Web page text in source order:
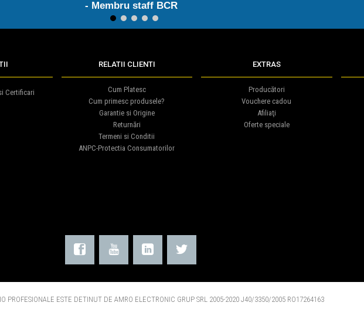
- Membru staff BCR
1 2 3 4 5
Certificari
RELATII CLIENTI
Cum Platesc
Cum primesc produsele?
Garantie si Origine
Returnări
Termeni si Conditii
ANPC-Protectia Consumatorilor
EXTRAS
Producători
Vouchere cadou
Afiliaţi
Oferte speciale
PROFESIONALE ESTE DETINUT DE AMRO ELECTRONIC GRUP SRL 2005-2020 J40/3350/2005 RO17264163